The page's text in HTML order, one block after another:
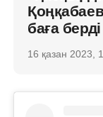
баға берді
16 қазан 2023,